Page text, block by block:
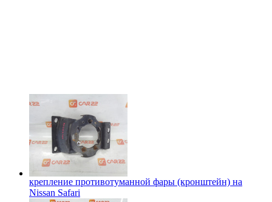
крепление противотуманной фары (кронштейн) на
Nissan Safari